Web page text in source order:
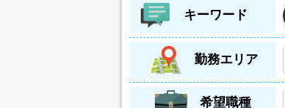
キーワード
勤務エリア
希望職種